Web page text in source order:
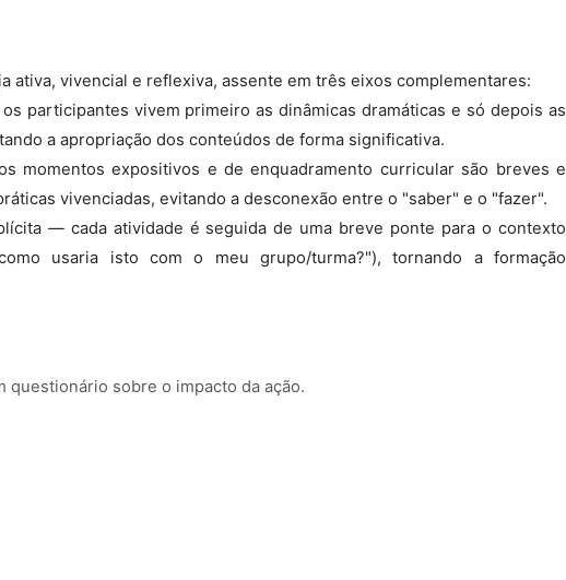
ativa, vivencial e reflexiva, assente em três eixos complementares:
participantes vivem primeiro as dinâmicas dramáticas e só depois as
a apropriação dos conteúdos de forma significativa.
momentos expositivos e de enquadramento curricular são breves e
vivenciadas, evitando a desconexão entre o "saber" e o "fazer".
— cada atividade é seguida de uma breve ponte para o contexto
usaria isto com o meu grupo/turma?"), tornando a formação
questionário sobre o impacto da ação.